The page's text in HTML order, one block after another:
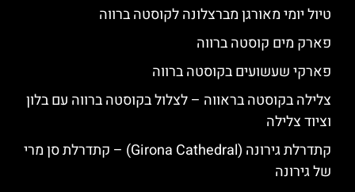
טיול יומי מאורגן מברצלונה לקוסטה ברווה
פארק מים קוסטה ברווה
פארקי שעשועים בקוסטה ברווה
צלילה בקוסטה בראווה – לצלול בקוסטה ברווה עם בלון
וציוד צלילה
קתדרלת גירונה (Girona Cathedral) – קתדרלת סן מרי
של גירונה